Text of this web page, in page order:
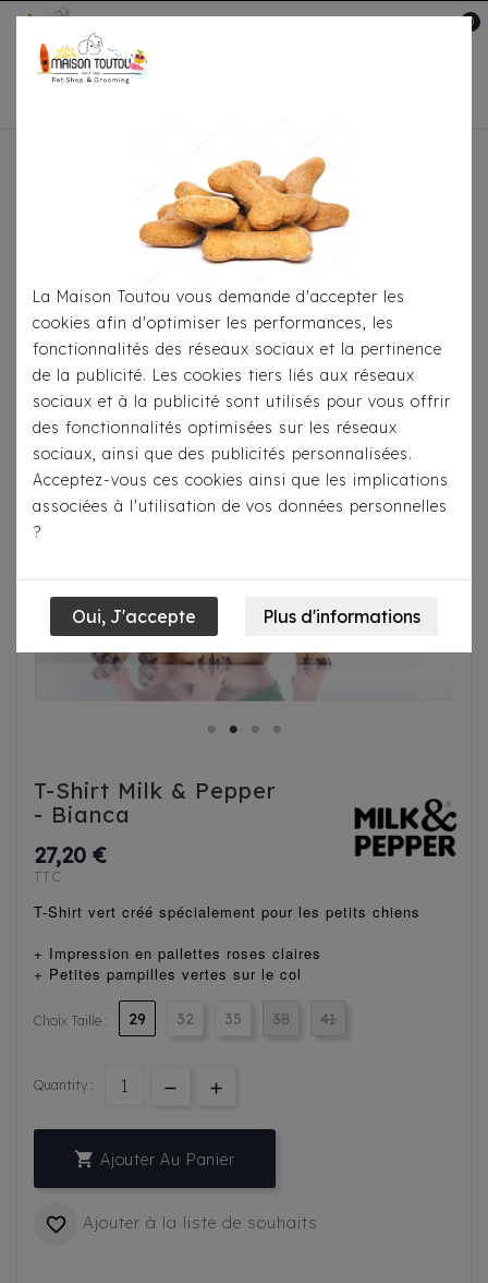
0
Pour S'habiller T-Shirts
& Pepper - Bianca
T-Shirt Milk & Pepper
- Bianca
27,20 €
TTC
T-Shirt vert créé spécialement pour les petits chiens
+ Impression en pailettes roses claires
+ Petites pampilles vertes sur le col
Choix Taille : 29 32 35 38 41
Quantity :
 Ajouter Au Panier
 Ajouter à la liste de souhaits
La Maison Toutou vous demande d'accepter les
cookies afin d'optimiser les performances, les
fonctionnalités des réseaux sociaux et la pertinence
de la publicité. Les cookies tiers liés aux réseaux
sociaux et à la publicité sont utilisés pour vous offrir
des fonctionnalités optimisées sur les réseaux
sociaux, ainsi que des publicités personnalisées.
Acceptez-vous ces cookies ainsi que les implications
associées à l'utilisation de vos données personnelles
?